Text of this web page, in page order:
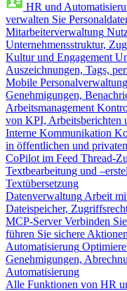
HR und
verwalten Sie
Mitarbeiterverwaltung
Unternehmensstruktur,
Kultur und Engagement
Auszeichnungen, Tags,
Mobile Personalverwaltung
Genehmigungen,
Arbeitsmanagement
von KPI, Arbeitsberichten
Interne Kommunikation
in öffentlichen und
CoPilot im Feed Thread-
Textbearbeitung und
Textübersetzung
Datenverwaltung Arbeit
Dateispeicher,
MCP-Server Verbinden
führen Sie sichere
Automatisierung
Genehmigungen,
Automatisierung
Alle Funktionen von HR